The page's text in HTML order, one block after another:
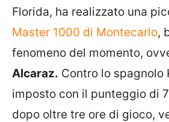
Florida, ha realizzato una
Master 1000 di Montecarlo,
fenomeno del momento,
Alcaraz. Contro lo spagnolo
imposto con il punteggio di
dopo oltre tre ore di gioco,